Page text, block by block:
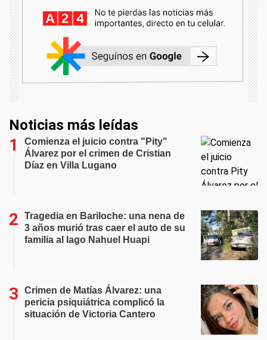
Noticias más leídas
Comienza el juicio contra "Pity"
Álvarez por el crimen de Cristian
Díaz en Villa Lugano
Tragedia en Bariloche: una nena de
3 años murió tras caer el auto de su
familia al lago Nahuel Huapi
Crimen de Matías Álvarez: una
pericia psiquiátrica complicó la
situación de Victoria Cantero